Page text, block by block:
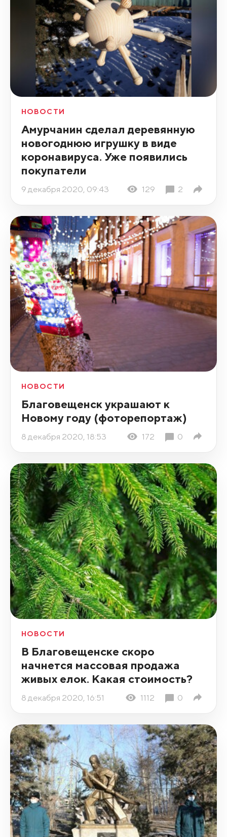
НОВОСТИ
Амурчанин сделал деревянную
новогоднюю игрушку в виде
коронавируса. Уже появились
покупатели
9 декабря 2020, 09:43 129 2
НОВОСТИ
Благовещенск украшают к
Новому году (фоторепортаж)
8 декабря 2020, 18:53 172 0
НОВОСТИ
В Благовещенске скоро
начнется массовая продажа
живых елок. Какая стоимость?
8 декабря 2020, 16:51 1112 0